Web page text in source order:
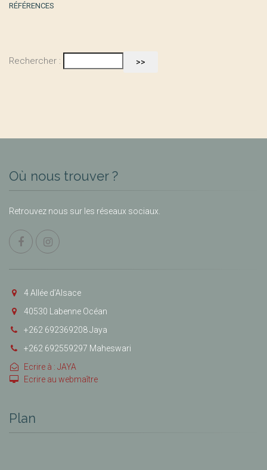
RÉFÉRENCES
Rechercher :
Où nous trouver ?
Retrouvez nous sur les réseaux sociaux.
4 Allée d’Alsace
40530 Labenne Océan
+262 692369208 Jaya
+262 692559297 Maheswari
Ecrire à : JAYA
Ecrire au webmaître
Plan